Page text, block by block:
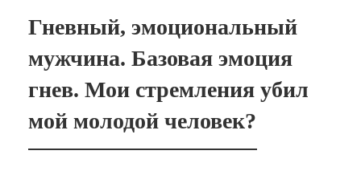
Гневный, эмоциональный
мужчина. Базовая эмоция
гнев. Мои стремления убил
мой молодой человек?